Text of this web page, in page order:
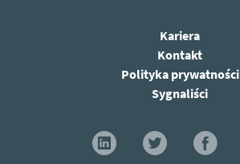
Kariera
Kontakt
Polityka prywatności
Sygnaliści